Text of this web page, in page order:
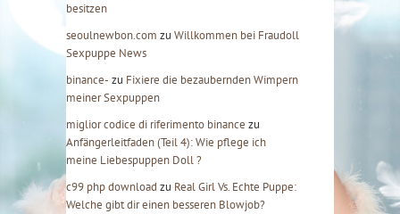
besitzen
seoulnewbon.com zu Willkommen bei Fraudoll
Sexpuppe News
binance- zu Fixiere die bezaubernden Wimpern
meiner Sexpuppen
miglior codice di riferimento binance zu
Anfängerleitfaden (Teil 4): Wie pflege ich
meine Liebespuppen Doll ?
c99 php download zu Real Girl Vs. Echte Puppe:
Welche gibt dir einen besseren Blowjob?